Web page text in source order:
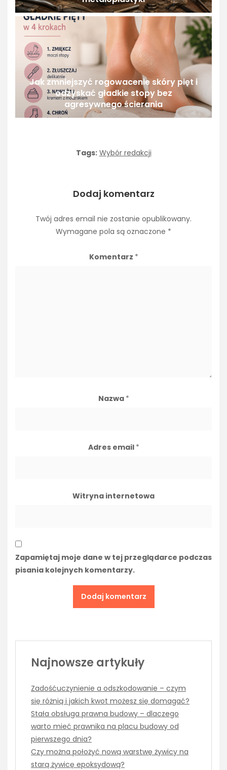
Jak zmniejszyć rogowacenie skóry pięt i
odzyskać gładkie stopy bez
agresywnego ścierania
Tags: Wybór redakcji
Dodaj komentarz
Twój adres email nie zostanie opublikowany.
Wymagane pola są oznaczone *
Komentarz *
Nazwa *
Adres email *
Witryna internetowa
Zapamiętaj moje dane w tej przeglądarce podczas
pisania kolejnych komentarzy.
Najnowsze artykuły
Zadośćuczynienie a odszkodowanie – czym
się różnią i jakich kwot możesz się domagać?
Stała obsługa prawna budowy – dlaczego
warto mieć prawnika na placu budowy od
pierwszego dnia?
Czy można położyć nową warstwę żywicy na
starą żywicę epoksydową?